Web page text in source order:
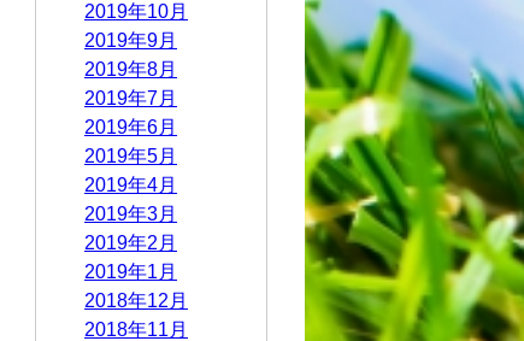
2019年10月
2019年9月
2019年8月
2019年7月
2019年6月
2019年5月
2019年4月
2019年3月
2019年2月
2019年1月
2018年12月
2018年11月